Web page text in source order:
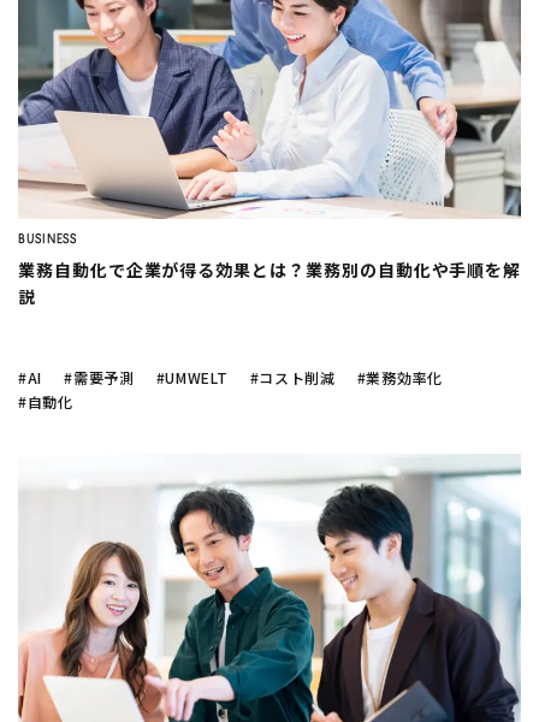
BUSINESS
業務自動化で企業が得る効果とは？業務別の自動化や手順を解
説
#AI #需要予測 #UMWELT #コスト削減
#業務効率化
#自動化